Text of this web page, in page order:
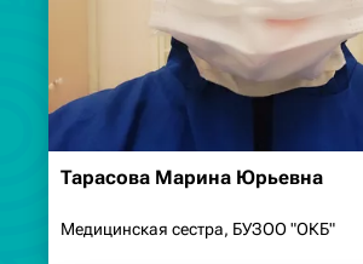
Тарасова Марина Юрьевна
Медицинская сестра, БУЗОО "ОКБ"